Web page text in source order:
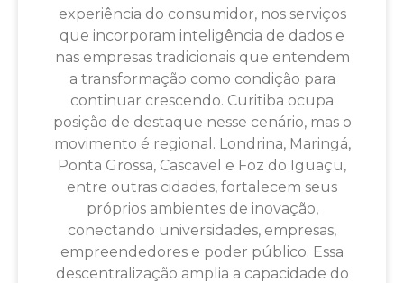
experiência do consumidor, nos serviços
que incorporam inteligência de dados e
nas empresas tradicionais que entendem
a transformação como condição para
continuar crescendo. Curitiba ocupa
posição de destaque nesse cenário, mas o
movimento é regional. Londrina, Maringá,
Ponta Grossa, Cascavel e Foz do Iguaçu,
entre outras cidades, fortalecem seus
próprios ambientes de inovação,
conectando universidades, empresas,
empreendedores e poder público. Essa
descentralização amplia a capacidade do